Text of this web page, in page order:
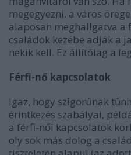
megegyezni, a város
alaposan meghallgatva a
családok kezébe adják a
nekik kell. Ez állítólag a
Férfi-nő kapcsolatok
Igaz, hogy szigorúnak
érintkezés szabályai,
a férfi-női kapcsolatok
oly sok más dolog a